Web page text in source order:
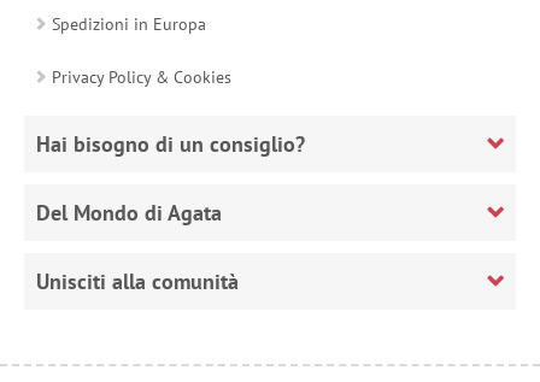
Spedizioni in Europa
Privacy Policy & Cookies
Hai bisogno di un consiglio?
Del Mondo di Agata
Unisciti alla comunità